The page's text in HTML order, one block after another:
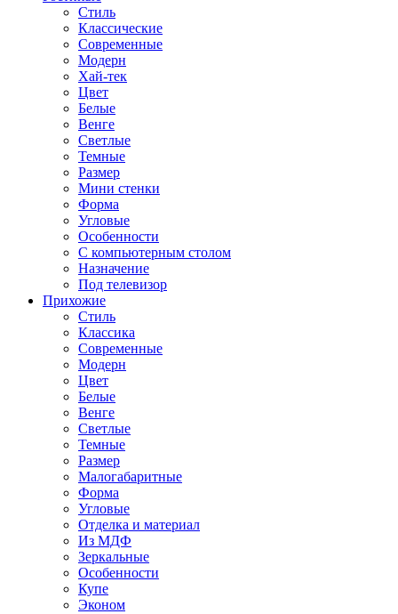
Стиль
Классические
Современные
Модерн
Хай-тек
Цвет
Белые
Венге
Светлые
Темные
Размер
Мини стенки
Форма
Угловые
Особенности
С компьютерным столом
Назначение
Под телевизор
Прихожие
Стиль
Классика
Современные
Модерн
Цвет
Белые
Венге
Светлые
Темные
Размер
Малогабаритные
Форма
Угловые
Отделка и материал
Из МДФ
Зеркальные
Особенности
Купе
Эконом